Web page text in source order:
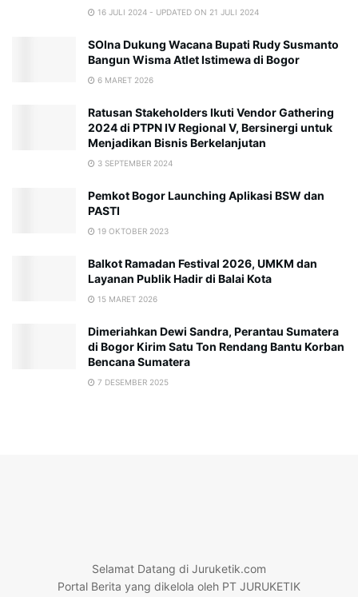
16 JULI 2024 - UPDATED ON 21 JULI 2024
SOIna Dukung Wacana Bupati Rudy Susmanto
Bangun Wisma Atlet Istimewa di Bogor
6 MARET 2026
Ratusan Stakeholders Ikuti Vendor Gathering
2024 di PTPN IV Regional V, Bersinergi untuk
Menjadikan Bisnis Berkelanjutan
3 SEPTEMBER 2024
Pemkot Bogor Launching Aplikasi BSW dan
PASTI
19 OKTOBER 2023
Balkot Ramadan Festival 2026, UMKM dan
Layanan Publik Hadir di Balai Kota
15 MARET 2026
Dimeriahkan Dewi Sandra, Perantau Sumatera
di Bogor Kirim Satu Ton Rendang Bantu Korban
Bencana Sumatera
7 DESEMBER 2025
Selamat Datang di Juruketik.com
Portal Berita yang dikelola oleh PT JURUKETIK